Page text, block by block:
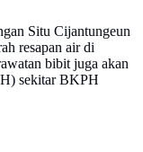
Situ Cijantungeun
resapan air di
bibit juga akan
sekitar BKPH